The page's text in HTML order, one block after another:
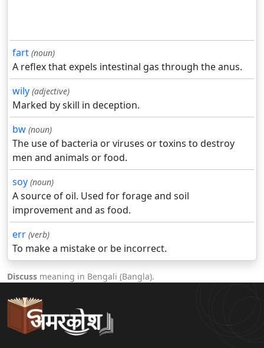
fart (noun)
A reflex that expels intestinal gas through the anus.
wily (adjective)
Marked by skill in deception.
bw (noun)
The use of bacteria or viruses or toxins to destroy
men and animals or food.
soy (noun)
A source of oil. Used for forage and soil
improvement and as food.
err (verb)
To make a mistake or be incorrect.
Discuss meaning in Bengali (Bangla).